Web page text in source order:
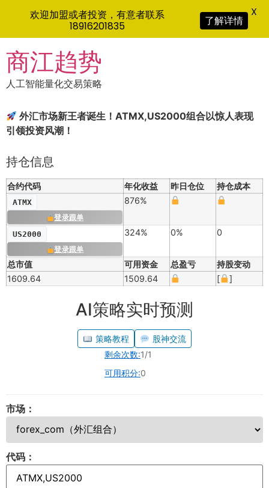
to
content
商江趋势
人工智能量化交易策略
外汇市场新王者诞生！ATMX,US2000组合以惊人表现
引领投资风潮！
持仓信息
合约代码 年化收益 昨日仓位 持仓成本
ATMX
登录跟单
876%
US2000
登录跟单
324% 0% 0
总市值 可用资金 总盈亏
持股变动
1609.64
1509.64 [ ]
AI策略实时预测
策略教程
股神交流
剩余次数:1/1
可用积分:0
市场：
代码：
欢迎加盟或者投资，有意者联系
18916201835
了解详情
X